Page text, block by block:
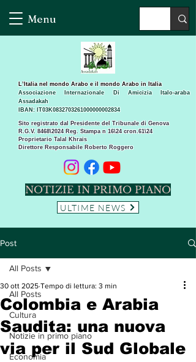
Menu
Sito registrato dal Presidente del Tribunale di Genova
R.G.V. 8468\2024 Reg. Stampa n 16\24 cron.61\24 ​
Proprietario Talal Khrais
Direttore Responsabile Roberto Roggero
L’Italia nel mondo Arabo e il mondo Arabo in Italia
Associazione Internazionale Di Amicizia Italo-araba
Assadakah
IBAN: IT03K0832703261000000002834
NOTIZIE IN PRIMO PIANO
ULTIME NEWS
Post
All Posts
Cultura
Notizie in primo piano
Economia
All Posts
Colombia e Arabia
Saudita: una nuova
via per il Sud Globale
30 ott 2025 Tempo di lettura: 3 min